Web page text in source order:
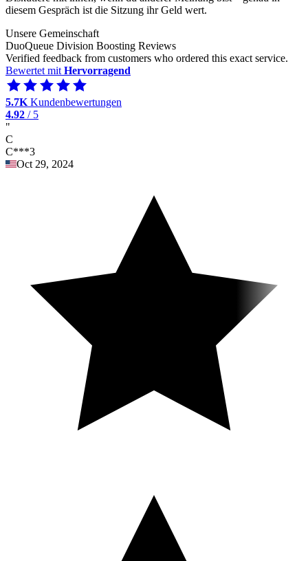
diesem Gespräch ist die Sitzung ihr Geld wert.
Unsere Gemeinschaft
DuoQueue Division Boosting Reviews
Verified feedback from customers who ordered this exact service.
Bewertet mit Hervorragend
5.7K Kundenbewertungen
4.92 / 5
"
C
C***3
Oct 29, 2024